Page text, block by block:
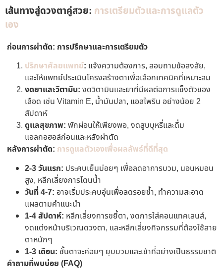
เส้นทางสู่ดวงตาคู่สวย: การเตรียมตัวและการดูแลตัว
เอง
ก่อนการผ่าตัด: การปรึกษาและการเตรียมตัว
ปรึกษาศัลยแพทย์: แจ้งความต้องการ, สอบถามข้อสงสัย,
และให้แพทย์ประเมินโครงสร้างตาเพื่อเลือกเทคนิคที่เหมาะสม
งดยาและวิตามิน: งดวิตามินและยาที่มีผลต่อการแข็งตัวของ
เลือด เช่น Vitamin E, น้ำมันปลา, แอสไพริน อย่างน้อย 2
สัปดาห์
ดูแลสุขภาพ: พักผ่อนให้เพียงพอ, งดสูบบุหรี่และดื่ม
แอลกอฮอล์ก่อนและหลังผ่าตัด
หลังการผ่าตัด: การดูแลตัวเองเพื่อผลลัพธ์ที่ดีที่สุด
2-3 วันแรก: ประคบเย็นบ่อยๆ เพื่อลดอาการบวม, นอนหมอน
สูง, หลีกเลี่ยงการโดนน้ำ
วันที่ 4-7: อาจเริ่มประคบอุ่นเพื่อลดรอยช้ำ, ทำความสะอาด
แผลตามคำแนะนำ
1-4 สัปดาห์: หลีกเลี่ยงการขยี้ตา, งดการใส่คอนแทคเลนส์,
งดแต่งหน้าบริเวณดวงตา, และหลีกเลี่ยงกิจกรรมที่ต้องใช้สาย
ตาหนักๆ
1-3 เดือน: ชั้นตาจะค่อยๆ ยุบบวมและเข้าที่อย่างเป็นธรรมชาติ
คำถามที่พบบ่อย (FAQ)